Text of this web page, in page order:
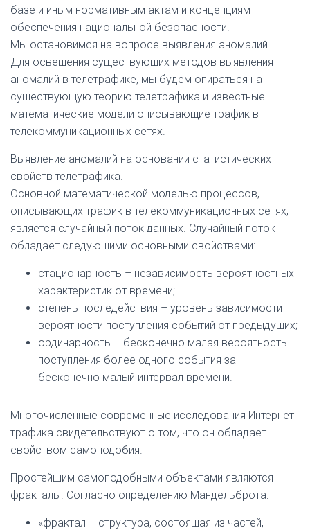
базе и иным нормативным актам и концепциям
обеспечения национальной безопасности.
Мы остановимся на вопросе выявления аномалий.
Для освещения существующих методов выявления
аномалий в телетрафике, мы будем опираться на
существующую теорию телетрафика и известные
математические модели описывающие трафик в
телекоммуникационных сетях.
Выявление аномалий на основании статистических
свойств телетрафика.
Основной математической моделью процессов,
описывающих трафик в телекоммуникационных сетях,
является случайный поток данных. Случайный поток
обладает следующими основными свойствами:
стационарность – независимость вероятностных
характеристик от времени;
степень последействия – уровень зависимости
вероятности поступления событий от предыдущих;
ординарность – бесконечно малая вероятность
поступления более одного события за
бесконечно малый интервал времени.
Многочисленные современные исследования Интернет
трафика свидетельствуют о том, что он обладает
свойством самоподобия.
Простейшим самоподобными объектами являются
фракталы. Согласно определению Мандельброта:
«фрактал – структура, состоящая из частей,